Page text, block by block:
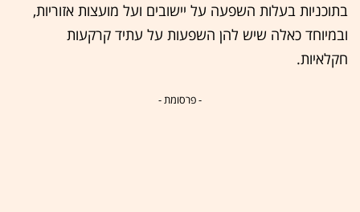
בתוכניות בעלות השפעה על יישובים ועל מועצות אזוריות,
ובמיוחד כאלה שיש להן השפעות על עתיד קרקעות
חקלאיות.
- פרסומת -